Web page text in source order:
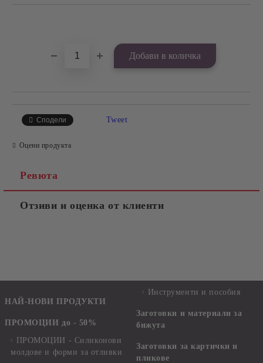
Сподели Tweet
Оцени продукта
Ревюта
Отзиви и оценка от клиенти
НАЙ-НОВИ ПРОДУКТИ
ПРОМОЦИИ до - 50%
ПРОМОЦИИ - Силиконови
молдове и форми за отливки
Инструменти и пособия
Заготовки и материали за
бижута
Заготовки за картички и
пликове